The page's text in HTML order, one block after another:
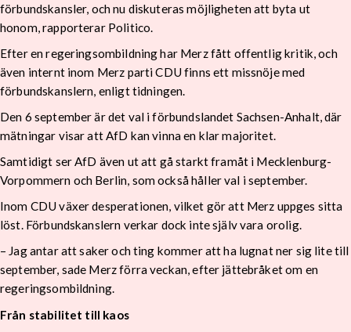
förbundskansler, och nu diskuteras möjligheten att byta ut
honom, rapporterar Politico.
Efter en regeringsombildning har Merz fått offentlig kritik, och
även internt inom Merz parti CDU finns ett missnöje med
förbundskanslern, enligt tidningen.
Den 6 september är det val i förbundslandet Sachsen-Anhalt, där
mätningar visar att AfD kan vinna en klar majoritet.
Samtidigt ser AfD även ut att gå starkt framåt i Mecklenburg-
Vorpommern och Berlin, som också håller val i september.
Inom CDU växer desperationen, vilket gör att Merz uppges sitta
löst. Förbundskanslern verkar dock inte själv vara orolig.
– Jag antar att saker och ting kommer att ha lugnat ner sig lite till
september, sade Merz förra veckan, efter jättebråket om en
regeringsombildning.
Från stabilitet till kaos